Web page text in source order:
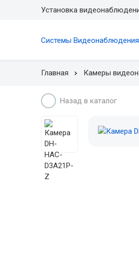
Установка
Системы
Главная Камеры
Назад в каталог